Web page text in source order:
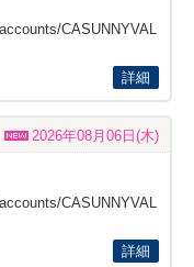
CASUNNYVAL
詳細
2026年08月06日(木)
CASUNNYVAL
詳細